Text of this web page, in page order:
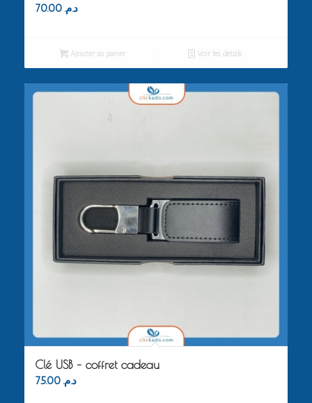
د.م. 70.00
Ajouter au panier Voir les détails
Clé USB – coffret cadeau
د.م. 75.00